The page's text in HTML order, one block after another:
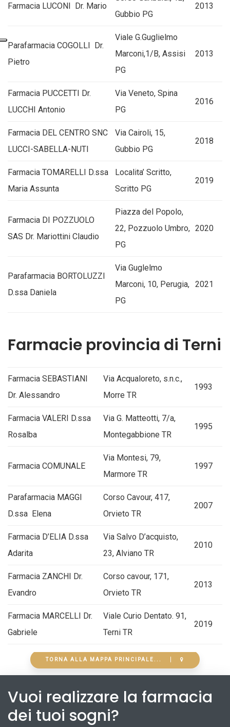
Farmacia LUCONI Dr. Mario
Gubbio PG
2013
Parafarmacia COGOLLI Dr.
Pietro
Viale G.Guglielmo
Marconi,1/B, Assisi
PG
2013
Farmacia PUCCETTI Dr.
LUCCHI Antonio
Via Veneto, Spina
PG
2016
Farmacia DEL CENTRO SNC
LUCCI-SABELLA-NUTI
Via Cairoli, 15,
Gubbio PG
2018
Farmacia TOMARELLI D.ssa
Maria Assunta
Localita’ Scritto,
Scritto PG
2019
Farmacia DI POZZUOLO
SAS Dr. Mariottini Claudio
Piazza del Popolo,
22, Pozzuolo Umbro,
PG
2020
Parafarmacia BORTOLUZZI
D.ssa Daniela
Via Guglelmo
Marconi, 10, Perugia,
PG
2021
Farmacie provincia di Terni
Farmacia SEBASTIANI
Dr. Alessandro
Via Acqualoreto, s.n.c.,
Morre TR
1993
Farmacia VALERI D.ssa
Rosalba
Via G. Matteotti, 7/a,
Montegabbione TR
1995
Farmacia COMUNALE
Via Montesi, 79,
Marmore TR
1997
Parafarmacia MAGGI
D.ssa Elena
Corso Cavour, 417,
Orvieto TR
2007
Farmacia D’ELIA D.ssa
Adarita
Via Salvo D’acquisto,
23, Alviano TR
2010
Farmacia ZANCHI Dr.
Evandro
Corso cavour, 171,
Orvieto TR
2013
Farmacia MARCELLI Dr.
Gabriele
Viale Curio Dentato. 91,
Terni TR
2019
TORNA ALLA MAPPA PRINCIPALE...
Vuoi realizzare la farmacia
dei tuoi sogni?